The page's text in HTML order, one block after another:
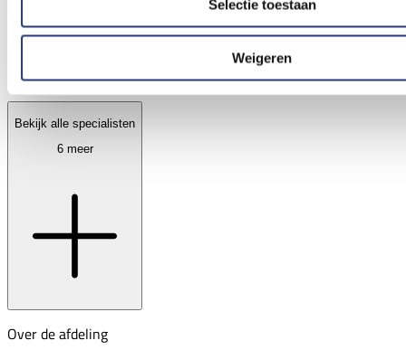
Selectie toestaan
Weigeren
Aandachtsgebied
Gynaecologie, algemeen, fertiliteit
Bekijk alle specialisten
6 meer
Over de afdeling